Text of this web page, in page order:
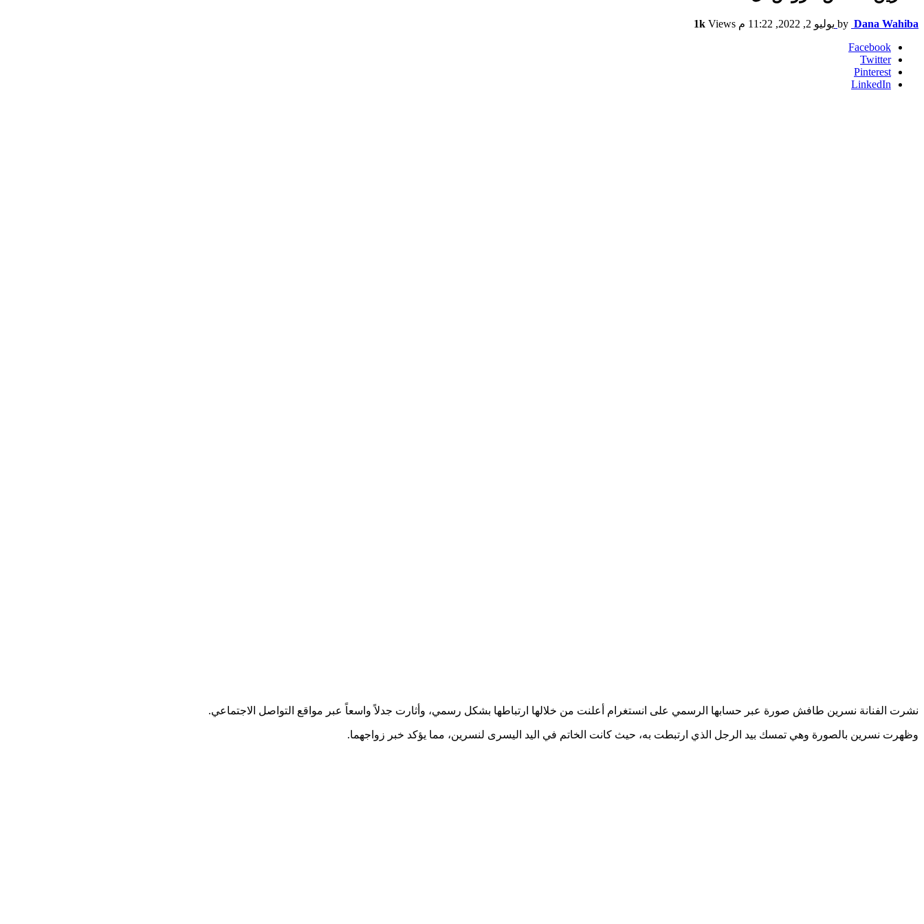
by Dana Wahiba يوليو 2, 2022, 11:22 م 1k Views
Facebook
Twitter
Pinterest
LinkedIn
نشرت الفنانة نسرين طافش صورة عبر حسابها الرسمي على انستغرام أعلنت من خلالها ارتباطها بشكل رسمي، وأثارت جدلاً واسعاً عبر مواقع التواصل الاجتماعي.
وظهرت نسرين بالصورة وهي تمسك بيد الرجل الذي ارتبطت به، حيث كانت الخاتم في اليد اليسرى لنسرين، مما يؤكد خبر زواجهما.